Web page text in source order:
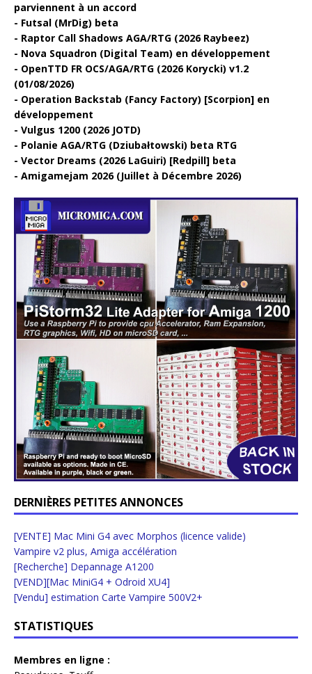
parviennent à un accord
Futsal (MrDig) beta
Raptor Call Shadows AGA/RTG (2026 Raybeez)
Nova Squadron (Digital Team) en développement
OpenTTD FR OCS/AGA/RTG (2026 Korycki) v1.2
(01/08/2026)
Operation Backstab (Fancy Factory) [Scorpion] en
développement
Vulgus 1200 (2026 JOTD)
Polanie AGA/RTG (Dziubałtowski) beta RTG
Vector Dreams (2026 LaGuiri) [Redpill] beta
Amigamejam 2026 (Juillet à Décembre 2026)
DERNIÈRES PETITES ANNONCES
[VENTE] Mac Mini G4 avec Morphos (licence valide)
Vampire v2 plus, Amiga accélération
[Recherche] Depannage A1200
[VEND][Mac MiniG4 + Odroid XU4]
[Vendu] estimation Carte Vampire 500V2+
STATISTIQUES
Membres en ligne :